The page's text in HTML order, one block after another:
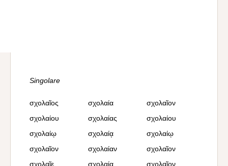
Singolare
σχολαῖος σχολαία
σχολαῖον
σχολαίου
σχολαίας
σχολαίου
σχολαίῳ
σχολαίᾳ
σχολαίῳ
σχολαῖον
σχολαίαν
σχολαῖον
σχολαῖε
σχολαία σχολαῖον